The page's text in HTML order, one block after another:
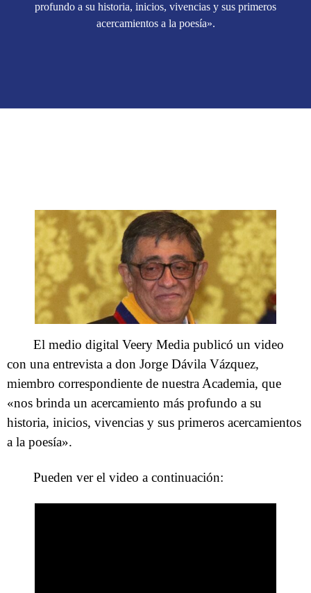
profundo a su historia, inicios, vivencias y sus primeros
acercamientos a la poesía».
El medio digital Veery Media publicó un video
con una entrevista a don Jorge Dávila Vázquez,
miembro correspondiente de nuestra Academia, que
«nos brinda un acercamiento más profundo a su
historia, inicios, vivencias y sus primeros acercamientos
a la poesía».
Pueden ver el video a continuación: